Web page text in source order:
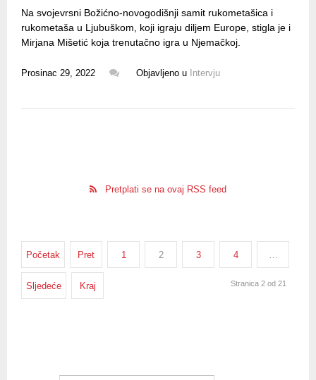
Na svojevrsni Božićno-novogodišnji samit rukometašica i
rukometaša u Ljubuškom, koji igraju diljem Europe, stigla je i
Mirjana Mišetić koja trenutačno igra u Njemačkoj.
Prosinac 29, 2022 Objavljeno u Intervju
Pretplati se na ovaj RSS feed
Početak Pret 1 2 3 4 …
Sljedeće Kraj Stranica 2 od 21